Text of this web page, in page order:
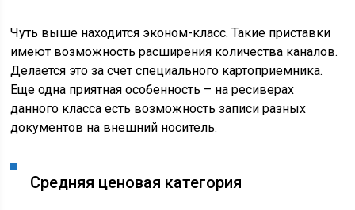
Чуть выше находится эконом-класс. Такие приставки
имеют возможность расширения количества каналов.
Делается это за счет специального картоприемника.
Еще одна приятная особенность – на ресиверах
данного класса есть возможность записи разных
документов на внешний носитель.
Средняя ценовая категория